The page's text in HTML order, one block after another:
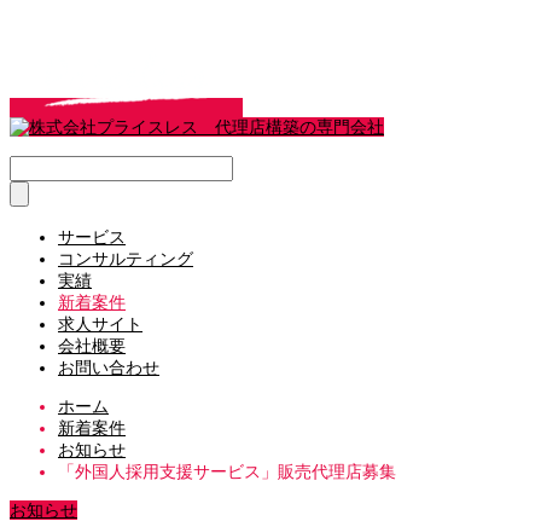
サービス
コンサルティング
実績
新着案件
求人サイト
会社概要
お問い合わせ
ホーム
新着案件
お知らせ
「外国人採用支援サービス」販売代理店募集
お知らせ